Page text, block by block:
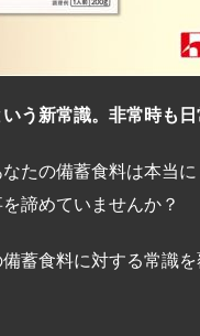
いう新常識。非常時も
たの備蓄食料は本当
諦めていませんか？
蓄食料に対する常識